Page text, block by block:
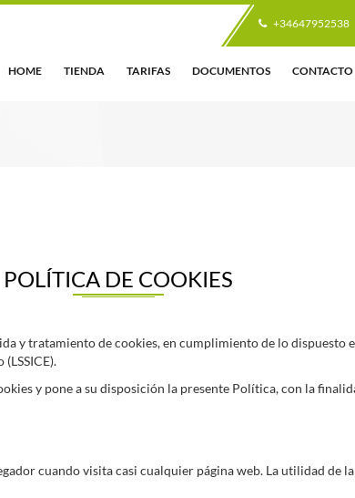
+34647952538
HOME TIENDA TARIFAS DOCUMENTOS CONTACTO
POLÍTICA DE COOKIES
y tratamiento de cookies, en cumplimiento de lo dispuesto
y pone a su disposición la presente Política, con la
cuando visita casi cualquier página web. La utilidad de